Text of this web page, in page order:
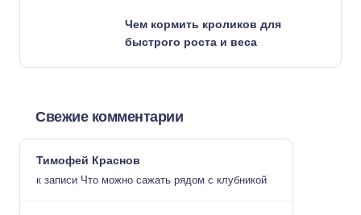
Чем кормить кроликов для
быстрого роста и веса
Свежие комментарии
Тимофей Краснов
к записи Что можно сажать рядом с клубникой